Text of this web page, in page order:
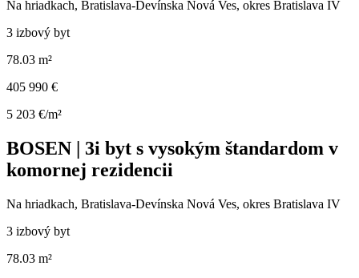
Na hriadkach, Bratislava-Devínska Nová Ves, okres Bratislava IV
3 izbový byt
78.03 m²
405 990 €
5 203 €/m²
BOSEN | 3i byt s vysokým štandardom v
komornej rezidencii
Na hriadkach, Bratislava-Devínska Nová Ves, okres Bratislava IV
3 izbový byt
78.03 m²